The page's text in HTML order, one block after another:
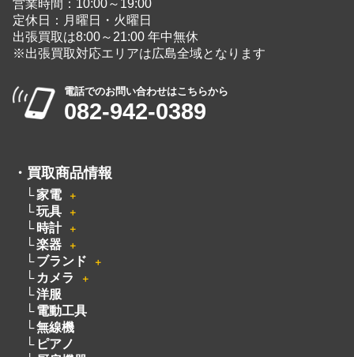
営業時間：10:00～19:00
定休日：月曜日・火曜日
出張買取は8:00～21:00 年中無休
※出張買取対応エリアは広島全域となります
電話でのお問い合わせはこちらから
082-942-0389
・ 買取商品情報
家電 ＋
玩具 ＋
時計 ＋
楽器 ＋
ブランド ＋
カメラ ＋
洋服
電動工具
無線機
ピアノ